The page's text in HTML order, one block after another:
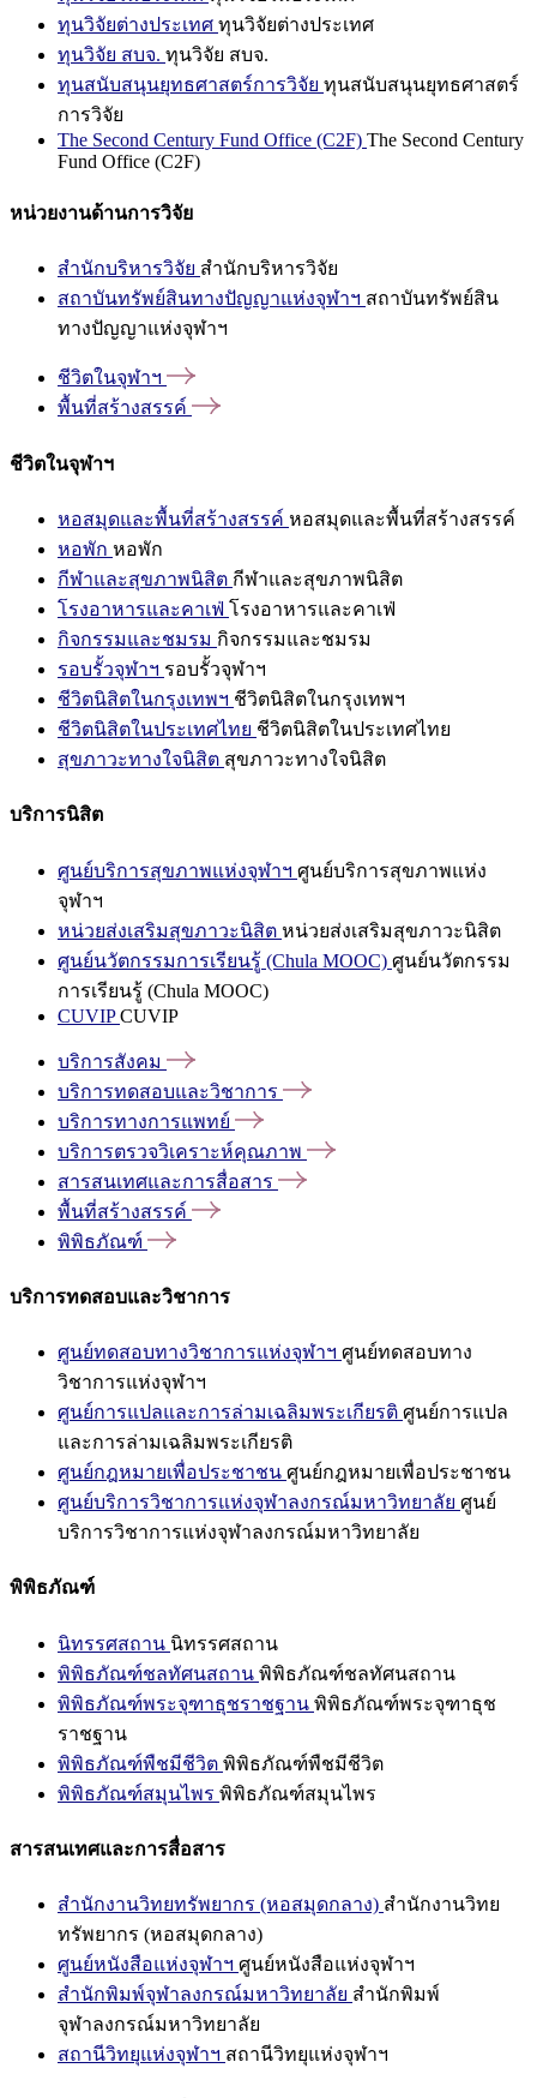
ทุนวิจัยต่างประเทศ ทุนวิจัยต่างประเทศ
ทุนวิจัย สบจ. ทุนวิจัย สบจ.
ทุนสนับสนุนยุทธศาสตร์การวิจัย ทุนสนับสนุนยุทธศาสตร์
การวิจัย
The Second Century Fund Office (C2F) The Second Century
Fund Office (C2F)
หน่วยงานด้านการวิจัย
สำนักบริหารวิจัย สำนักบริหารวิจัย
สถาบันทรัพย์สินทางปัญญาแห่งจุฬาฯ สถาบันทรัพย์สิน
ทางปัญญาแห่งจุฬาฯ
ชีวิตในจุฬาฯ
พื้นที่สร้างสรรค์
ชีวิตในจุฬาฯ
หอสมุดและพื้นที่สร้างสรรค์ หอสมุดและพื้นที่สร้างสรรค์
หอพัก หอพัก
กีฬาและสุขภาพนิสิต กีฬาและสุขภาพนิสิต
โรงอาหารและคาเฟ่ โรงอาหารและคาเฟ่
กิจกรรมและชมรม กิจกรรมและชมรม
รอบรั้วจุฬาฯ รอบรั้วจุฬาฯ
ชีวิตนิสิตในกรุงเทพฯ ชีวิตนิสิตในกรุงเทพฯ
ชีวิตนิสิตในประเทศไทย ชีวิตนิสิตในประเทศไทย
สุขภาวะทางใจนิสิต สุขภาวะทางใจนิสิต
บริการนิสิต
ศูนย์บริการสุขภาพแห่งจุฬาฯ ศูนย์บริการสุขภาพแห่ง
จุฬาฯ
หน่วยส่งเสริมสุขภาวะนิสิต หน่วยส่งเสริมสุขภาวะนิสิต
ศูนย์นวัตกรรมการเรียนรู้ (Chula MOOC) ศูนย์นวัตกรรม
การเรียนรู้ (Chula MOOC)
CUVIPCUVIP
บริการสังคม
บริการทดสอบและวิชาการ
บริการทางการแพทย์
บริการตรวจวิเคราะห์คุณภาพ
สารสนเทศและการสื่อสาร
พื้นที่สร้างสรรค์
พิพิธภัณฑ์
บริการทดสอบและวิชาการ
ศูนย์ทดสอบทางวิชาการแห่งจุฬาฯ ศูนย์ทดสอบทาง
วิชาการแห่งจุฬาฯ
ศูนย์การแปลและการล่ามเฉลิมพระเกียรติ ศูนย์การแปล
และการล่ามเฉลิมพระเกียรติ
ศูนย์กฎหมายเพื่อประชาชน ศูนย์กฎหมายเพื่อประชาชน
ศูนย์บริการวิชาการแห่งจุฬาลงกรณ์มหาวิทยาลัย ศูนย์
บริการวิชาการแห่งจุฬาลงกรณ์มหาวิทยาลัย
พิพิธภัณฑ์
นิทรรศสถาน นิทรรศสถาน
พิพิธภัณฑ์ชลทัศนสถาน พิพิธภัณฑ์ชลทัศนสถาน
พิพิธภัณฑ์พระจุฑาธุชราชฐาน พิพิธภัณฑ์พระจุฑาธุช
ราชฐาน
พิพิธภัณฑ์พืชมีชีวิต พิพิธภัณฑ์พืชมีชีวิต
พิพิธภัณฑ์สมุนไพร พิพิธภัณฑ์สมุนไพร
สารสนเทศและการสื่อสาร
สำนักงานวิทยทรัพยากร (หอสมุดกลาง) สำนักงานวิทย
ทรัพยากร (หอสมุดกลาง)
ศูนย์หนังสือแห่งจุฬาฯ ศูนย์หนังสือแห่งจุฬาฯ
สำนักพิมพ์จุฬาลงกรณ์มหาวิทยาลัย สำนักพิมพ์
จุฬาลงกรณ์มหาวิทยาลัย
สถานีวิทยุแห่งจุฬาฯ สถานีวิทยุแห่งจุฬาฯ